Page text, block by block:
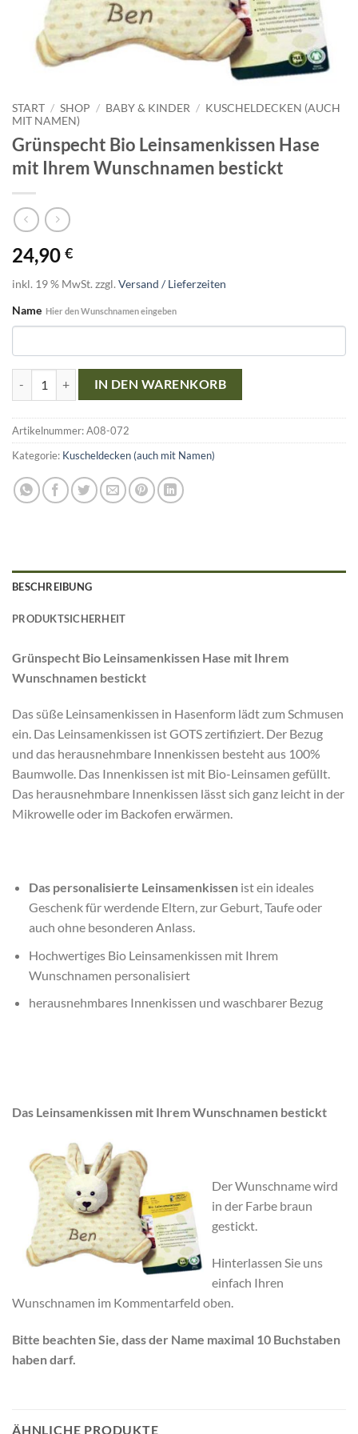
START / SHOP / BABY & KINDER / KUSCHELDECKEN (AUCH
MIT NAMEN)
Grünspecht Bio Leinsamenkissen Hase
mit Ihrem Wunschnamen bestickt
24,90 €
inkl. 19 % MwSt. zzgl. Versand / Lieferzeiten
Name Hier den Wunschnamen eingeben
Grünspecht Bio Leinsamenkissen Hase mit Ihrem Wunschnamen
IN DEN WARENKORB
Artikelnummer:A08-072
Kategorie: Kuscheldecken (auch mit Namen)
BESCHREIBUNG
PRODUKTSICHERHEIT
Grünspecht Bio Leinsamenkissen Hase mit Ihrem
Wunschnamen bestickt
Das süße Leinsamenkissen in Hasenform lädt zum Schmusen
ein. Das Leinsamenkissen ist GOTS zertifiziert. Der Bezug
und das herausnehmbare Innenkissen besteht aus 100%
Baumwolle. Das Innenkissen ist mit Bio-Leinsamen gefüllt.
Das herausnehmbare Innenkissen lässt sich ganz leicht in der
Mikrowelle oder im Backofen erwärmen.
Das personalisierte Leinsamenkissenist ein ideales
Geschenk für werdende Eltern, zur Geburt, Taufe oder
auch ohne besonderen Anlass.
Hochwertiges Bio Leinsamenkissen mit Ihrem
Wunschnamen personalisiert
herausnehmbares Innenkissen und waschbarer Bezug
Das Leinsamenkissen mit Ihrem Wunschnamen bestickt
Der Wunschname wird
in der Farbe braun
gestickt.
Hinterlassen Sie uns
einfach Ihren
Wunschnamen im Kommentarfeld oben.
Bitte beachten Sie, dass der Name maximal 10 Buchstaben
haben darf.
ÄHNLICHE PRODUKTE